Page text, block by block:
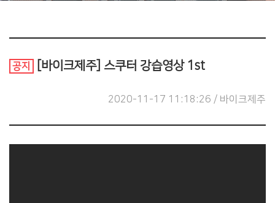
공지 [바이크제주] 스쿠터 강습영상 1st
2020-11-17 11:18:26 / 바이크제주